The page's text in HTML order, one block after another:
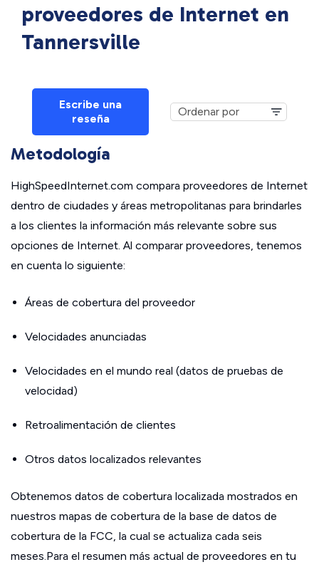
proveedores de Internet en
Tannersville
Escribe una
reseña
Metodología
HighSpeedInternet.com compara proveedores de Internet
dentro de ciudades y áreas metropolitanas para brindarles
a los clientes la información más relevante sobre sus
opciones de Internet. Al comparar proveedores, tenemos
en cuenta lo siguiente:
Áreas de cobertura del proveedor
Velocidades anunciadas
Velocidades en el mundo real (datos de pruebas de
velocidad)
Retroalimentación de clientes
Otros datos localizados relevantes
Obtenemos datos de cobertura localizada mostrados en
nuestros mapas de cobertura de la base de datos de
cobertura de la FCC, la cual se actualiza cada seis
meses.Para el resumen más actual de proveedores en tu